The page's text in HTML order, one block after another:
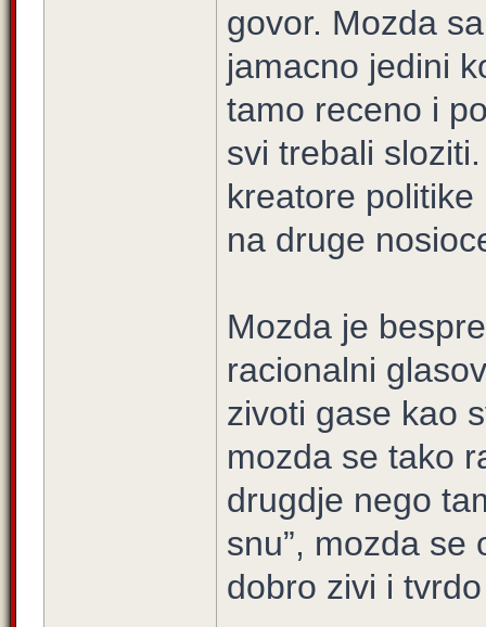
govor. Mozda
jamacno jedini
tamo receno i
svi trebali
kreatore
na druge
Mozda je
racionalni
zivoti gase kao
mozda se tako
drugdje nego
snu”, mozda se
dobro zivi i